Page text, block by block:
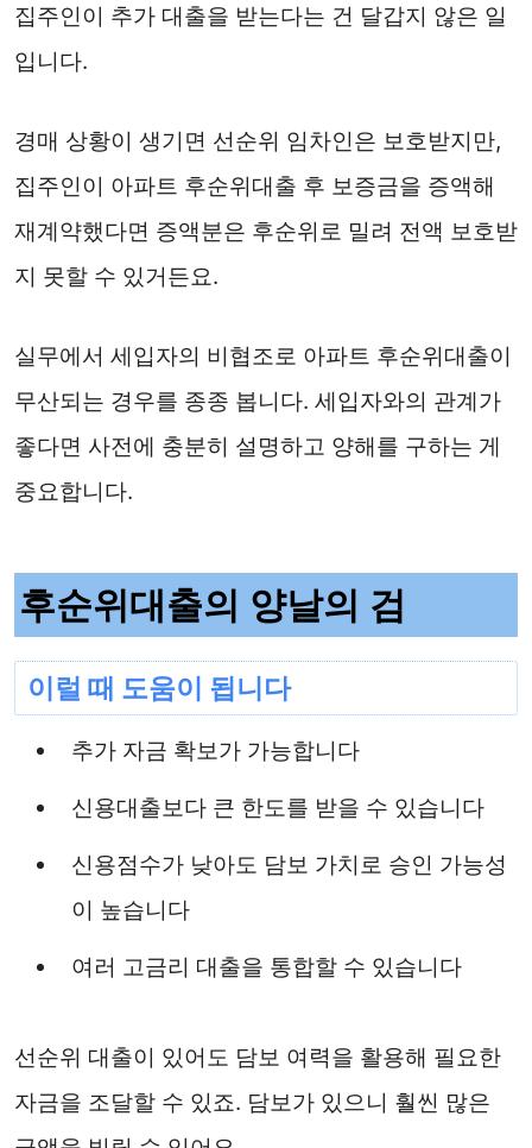
집주인이 추가 대출을 받는다는 건 달갑지 않은 일
입니다.
경매 상황이 생기면 선순위 임차인은 보호받지만,
집주인이 아파트 후순위대출 후 보증금을 증액해
재계약했다면 증액분은 후순위로 밀려 전액 보호받
지 못할 수 있거든요.
실무에서 세입자의 비협조로 아파트 후순위대출이
무산되는 경우를 종종 봅니다. 세입자와의 관계가
좋다면 사전에 충분히 설명하고 양해를 구하는 게
중요합니다.
후순위대출의 양날의 검
이럴 때 도움이 됩니다
추가 자금 확보가 가능합니다
신용대출보다 큰 한도를 받을 수 있습니다
신용점수가 낮아도 담보 가치로 승인 가능성
이 높습니다
여러 고금리 대출을 통합할 수 있습니다
선순위 대출이 있어도 담보 여력을 활용해 필요한
자금을 조달할 수 있죠. 담보가 있으니 훨씬 많은